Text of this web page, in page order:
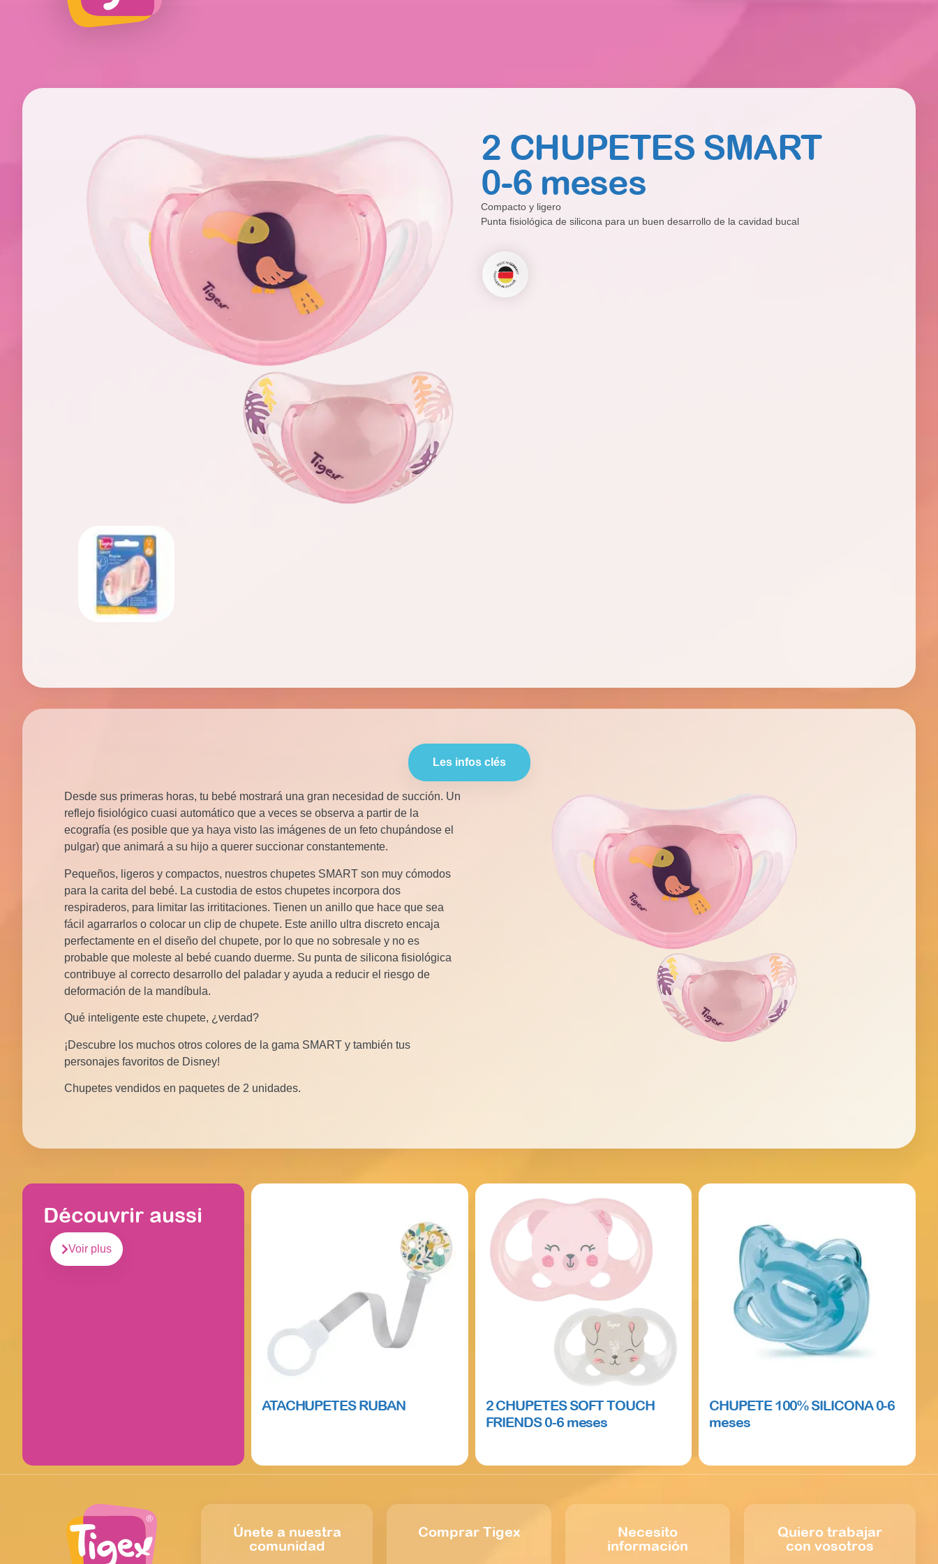
2 CHUPETES SMART
0-6 meses
Compacto y ligero
Punta fisiológica de silicona para un buen desarrollo de la cavidad bucal
Les infos clés
Desde sus primeras horas, tu bebé mostrará una gran necesidad de succión. Un
reflejo fisiológico cuasi automático que a veces se observa a partir de la
ecografía (es posible que ya haya visto las imágenes de un feto chupándose el
pulgar) que animará a su hijo a querer succionar constantemente.
Pequeños, ligeros y compactos, nuestros chupetes SMART son muy cómodos
para la carita del bebé. La custodia de estos chupetes incorpora dos
respiraderos, para limitar las irrititaciones. Tienen un anillo que hace que sea
fácil agarrarlos o colocar un clip de chupete. Este anillo ultra discreto encaja
perfectamente en el diseño del chupete, por lo que no sobresale y no es
probable que moleste al bebé cuando duerme. Su punta de silicona fisiológica
contribuye al correcto desarrollo del paladar y ayuda a reducir el riesgo de
deformación de la mandíbula.
Qué inteligente este chupete, ¿verdad?
¡Descubre los muchos otros colores de la gama SMART y también tus
personajes favoritos de Disney!
Chupetes vendidos en paquetes de 2 unidades.
Découvrir aussi
Voir plus
ATACHUPETES RUBAN
2 CHUPETES SOFT TOUCH
FRIENDS 0-6 meses
CHUPETE 100% SILICONA 0-6
meses
Únete a nuestra
comunidad
Comprar Tigex
Necesito
información
Quiero trabajar
con vosotros